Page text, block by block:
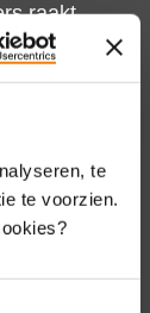
te
te voorzien.
raakt.